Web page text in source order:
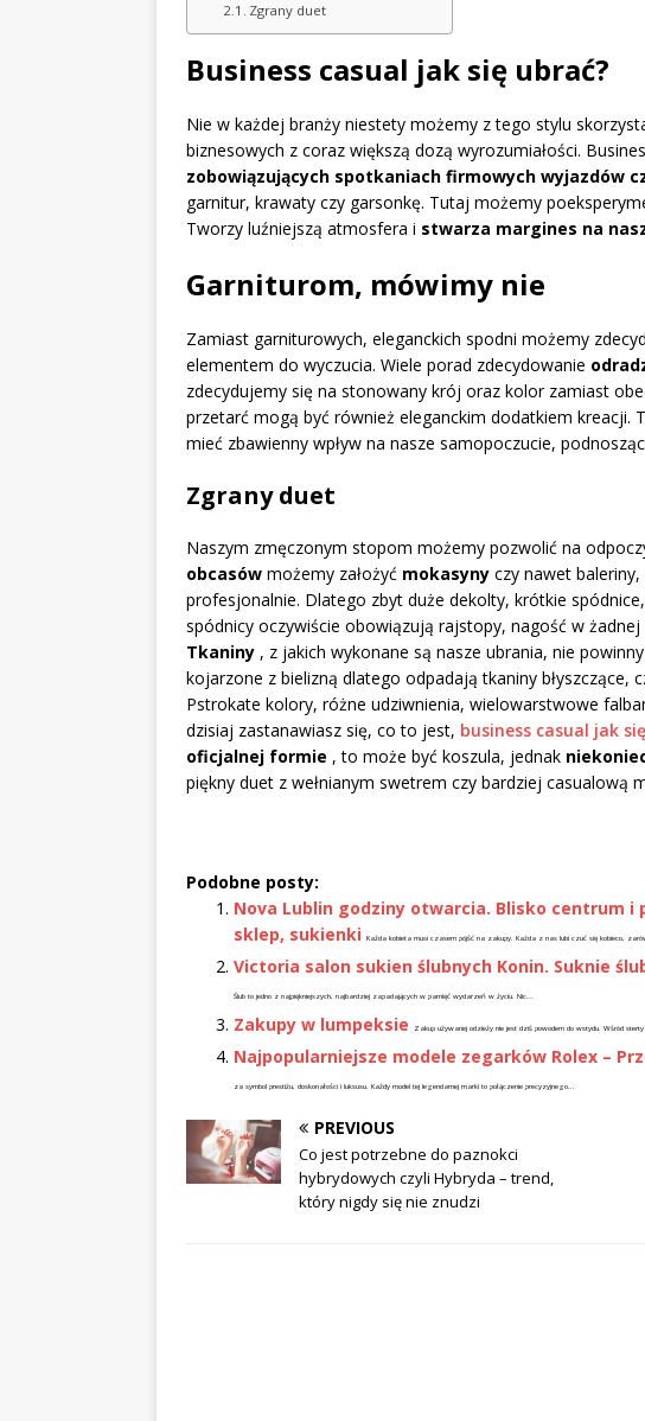
Zgrany duet
Business casual jak się ubrać?
Nie w każdej branży niestety możemy z tego stylu
biznesowych z coraz większą dozą wyrozumiałości.
zobowiązujących spotkaniach firmowych wyjazdów
garnitur, krawaty czy garsonkę. Tutaj możemy
Tworzy luźniejszą atmosfera i stwarza margines na
Garniturom, mówimy nie
Zamiast garniturowych, eleganckich spodni możemy
elementem do wyczucia. Wiele porad zdecydowanie
zdecydujemy się na stonowany krój oraz kolor zamiast
przetarć mogą być również eleganckim dodatkiem kreacji.
mieć zbawienny wpływ na nasze samopoczucie,
Zgrany duet
Naszym zmęczonym stopom możemy pozwolić na
obcasów możemy założyć mokasyny czy nawet
profesjonalnie. Dlatego zbyt duże dekolty, krótkie
spódnicy oczywiście obowiązują rajstopy, nagość w
Tkaniny , z jakich wykonane są nasze ubrania, nie
kojarzone z bielizną dlatego odpadają tkaniny błyszczące,
Pstrokate kolory, różne udziwnienia, wielowarstwowe
dzisiaj zastanawiasz się, co to jest, business casual jak
oficjalnej formie , to może być koszula, jednak
piękny duet z wełnianym swetrem czy bardziej casualową
Podobne posty:
Nova Lublin godziny otwarcia. Blisko centrum i
sklep, sukienki
Każda kobieta musi czasem pójść na zakupy. Każda z nas lubi czuć się kobieco,
Victoria salon sukien ślubnych Konin. Suknie
Ślub to jedno z najpiękniejszych, najbardziej zapadających w pamięć wydarzeń w życiu. Nic...
Zakupy w lumpeksie Zakup używanej odzieży nie jest dziś powodem do wstydu. Wśród
Najpopularniejsze modele zegarków Rolex –
za symbol prestiżu, doskonałości i luksusu. Każdy model tej legendarnej marki to połączenie precyzyjnego...
PREVIOUS
Co jest potrzebne do paznokci
hybrydowych czyli Hybryda – trend,
który nigdy się nie znudzi